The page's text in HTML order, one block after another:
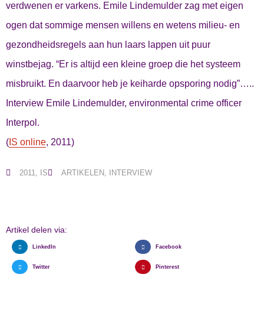
verdwenen er varkens. Emile Lindemulder zag met eigen
ogen dat sommige mensen willens en wetens milieu- en
gezondheidsregels aan hun laars lappen uit puur
winstbejag. “Er is altijd een kleine groep die het systeem
misbruikt. En daarvoor heb je keiharde opsporing nodig”…..
Interview Emile Lindemulder, environmental crime officer
Interpol.
( IS online, 2011)
2011, IS ARTIKELEN, INTERVIEW
Artikel delen via:
LinkedIn Facebook
Twitter Pinterest